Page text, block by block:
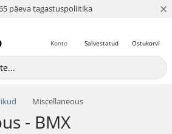
päeva tagastuspoliitika
4.8 paljaks 5 ×
Ostukorvi
Salvestatud
Konto
Miscellaneous
- BMX